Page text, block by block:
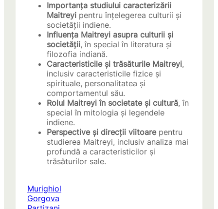
Importanța studiului caracterizării
Maitreyi pentru înțelegerea culturii și
societății indiene.
Influența Maitreyi asupra culturii și
societății, în special în literatura și
filozofia indiană.
Caracteristicile și trăsăturile Maitreyi,
inclusiv caracteristicile fizice și
spirituale, personalitatea și
comportamentul său.
Rolul Maitreyi în societate și cultură, în
special în mitologia și legendele
indiene.
Perspective și direcții viitoarepentru
studierea Maitreyi, inclusiv analiza mai
profundă a caracteristicilor și
trăsăturilor sale.
Murighiol
Gorgova